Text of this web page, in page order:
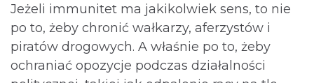
Jeżeli immunitet ma jakikolwiek sens, to nie
po to, żeby chronić wałkarzy, aferzystów i
piratów drogowych. A właśnie po to, żeby
ochraniać opozycje podczas działalności